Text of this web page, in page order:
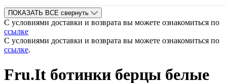
ПОКАЗАТЬ ВСЕ свернуть
С условиями доставки и возврата вы можете ознакомиться по
ссылке
С условиями доставки и возврата вы можете ознакомиться по
ссылке.
Fru.It ботинки берцы белые